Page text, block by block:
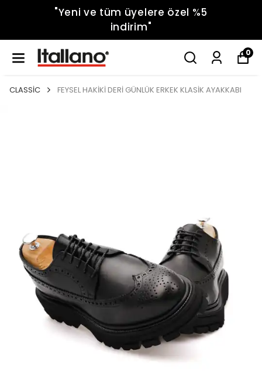
"Yeni ve tüm üyelere özel %5
indirim"
0
CLASSİC FEYSEL HAKİKİ DERİ GÜNLÜK ERKEK KLASİK AYAKKABI